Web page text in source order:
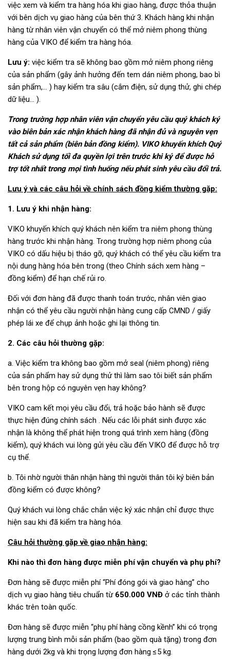
việc xem và kiểm tra hàng hóa khi giao hàng, được thỏa thuận
với bên dịch vụ giao hàng của bên thứ 3. Khách hàng khi nhận
hàng từ nhân viên vận chuyển có thể mở niêm phong thùng
hàng của VIKO để kiểm tra hàng hóa.
Lưu ý: việc kiểm tra sẽ không bao gồm mở niêm phong riêng
của sản phẩm (gây ảnh hưởng đến tem dán niêm phong, bao bì
sản phẩm,… ) hay kiểm tra sâu (cắm điện, sử dụng thử, ghi chép
dữ liệu… ).
Trong trường hợp nhân viên vận chuyển yêu cầu quý khách ký
vào biên bản xác nhận khách hàng đã nhận đủ và nguyên vẹn
tất cả sản phẩm (biên bản đồng kiểm). VIKO khuyến khích Quý
Khách sử dụng tối đa quyền lợi trên trước khi ký để được hỗ
trợ tốt nhất trong mọi tình huống nếu phát sinh yêu cầu đổi trả.
Lưu ý và các câu hỏi về chính sách đồng kiểm thường gặp:
1. Lưu ý khi nhận hàng:
VIKO khuyến khích quý khách nên kiểm tra niêm phong thùng
hàng trước khi nhận hàng. Trong trường hợp niêm phong của
VIKO có dấu hiệu bị tháo gỡ, quý khách có thể yêu cầu kiểm tra
nội dung hàng hóa bên trong (theo Chính sách xem hàng –
đồng kiểm) để hạn chế rủi ro.
Đối với đơn hàng đã được thanh toán trước, nhân viên giao
nhận có thể yêu cầu người nhận hàng cung cấp CMND / giấy
phép lái xe để chụp ảnh hoặc ghi lại thông tin.
2. Các câu hỏi thường gặp:
a. Việc kiểm tra không bao gồm mở seal (niêm phong) riêng
của sản phẩm hay sử dụng thử thì làm sao tôi biết sản phẩm
bên trong hộp có nguyên vẹn hay không?
VIKO cam kết mọi yêu cầu đổi, trả hoặc bảo hành sẽ được
thực hiện đúng chính sách . Nếu các lỗi phát sinh được xác
nhận là không thể phát hiện trong quá trình xem hàng (đồng
kiểm), quý khách vui lòng gửi yêu cầu đến VIKO để được hỗ trợ
cụ thể.
b. Tôi nhờ người thân nhận hàng thì người thân tôi ký biên bản
đồng kiểm có được không?
Quý khách vui lòng chắc chắn việc ký xác nhận chỉ được thực
hiện sau khi đã kiểm tra hàng hóa.
Câu hỏi thường gặp về giao nhận hàng:
Khi nào thì đơn hàng được miễn phí vận chuyển và phụ phí?
Đơn hàng sẽ được miễn phí “Phí đóng gói và giao hàng” cho
dịch vụ giao hàng tiêu chuẩn từ 650.000 VNĐ ở các tỉnh thành
khác trên toàn quốc.
Đơn hàng sẽ được miễn “phụ phí hàng cồng kềnh” khi có trọng
lượng trung bình mỗi sản phẩm (bao gồm quà tặng) trong đơn
hàng dưới 2kg và khi trọng lượng đơn hàng ≤5 kg.